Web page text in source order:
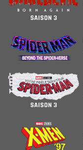
SAISON 3
SAISON 3